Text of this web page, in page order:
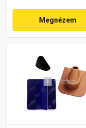
Megnézem